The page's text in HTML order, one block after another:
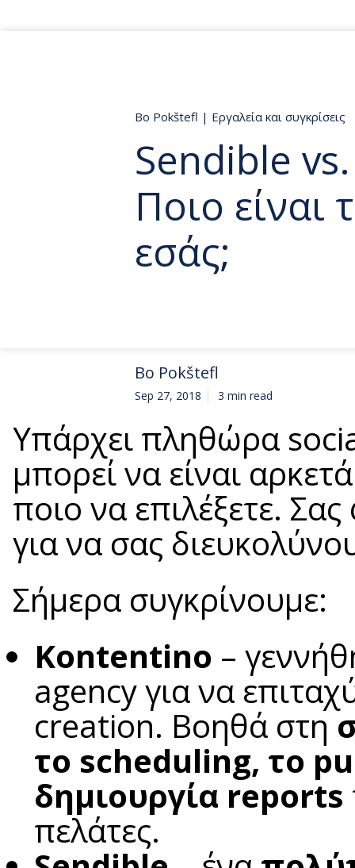
Bo Pokštefl | Εργαλεία και συγκρίσεις
Sendible
Ποιο είναι
εσάς;
Bo Pokštefl
Sep 27, 2018 3 min read
Υπάρχει πληθώρα
μπορεί να είναι
ποιο να επιλέξετε.
για να σας
Σήμερα συγκρίνουμε:
Kontentino –
agency για να
creation. Βοηθά στη
το scheduling, το
δημιουργία reports
πελάτες.